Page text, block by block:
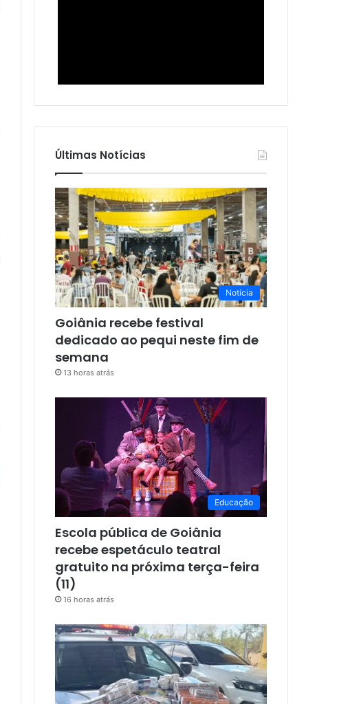
Últimas Notícias
Notícia
Goiânia recebe festival
dedicado ao pequi neste fim de
semana
13 horas atrás
Educação
Escola pública de Goiânia
recebe espetáculo teatral
gratuito na próxima terça-feira
(11)
16 horas atrás